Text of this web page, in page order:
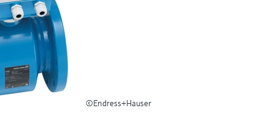
©Endress+Hauser